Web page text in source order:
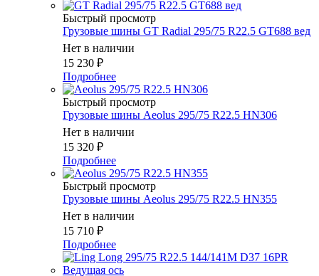
Быстрый просмотр
Грузовые шины GT Radial 295/75 R22.5 GT688 вед
Нет в наличии
15 230 ₽
Подробнее
Быстрый просмотр
Грузовые шины Aeolus 295/75 R22.5 HN306
Нет в наличии
15 320 ₽
Подробнее
Быстрый просмотр
Грузовые шины Aeolus 295/75 R22.5 HN355
Нет в наличии
15 710 ₽
Подробнее